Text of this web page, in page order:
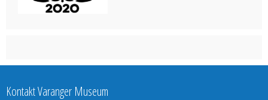
Kontakt Varanger Museum